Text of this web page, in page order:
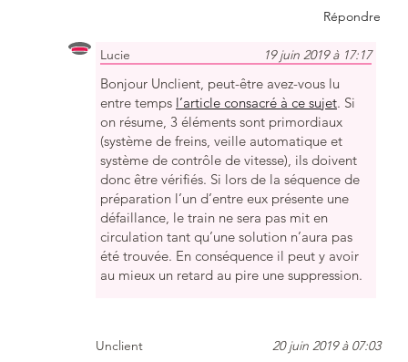
Répondre
Lucie 19 juin 2019 à 17:17
Bonjour Unclient, peut-être avez-vous lu
entre temps l’article consacré à ce sujet. Si
on résume, 3 éléments sont primordiaux
(système de freins, veille automatique et
système de contrôle de vitesse), ils doivent
donc être vérifiés. Si lors de la séquence de
préparation l’un d’entre eux présente une
défaillance, le train ne sera pas mit en
circulation tant qu’une solution n’aura pas
été trouvée. En conséquence il peut y avoir
au mieux un retard au pire une suppression.
Unclient 20 juin 2019 à 07:03